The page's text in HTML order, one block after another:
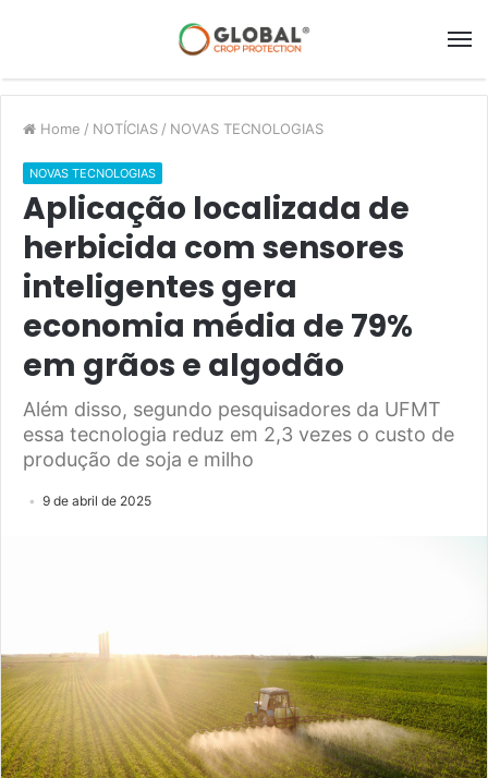
Home / NOTÍCIAS / NOVAS TECNOLOGIAS
NOVAS TECNOLOGIAS
Aplicação localizada de
herbicida com sensores
inteligentes gera
economia média de 79%
em grãos e algodão
Além disso, segundo pesquisadores da UFMT
essa tecnologia reduz em 2,3 vezes o custo de
produção de soja e milho
9 de abril de 2025